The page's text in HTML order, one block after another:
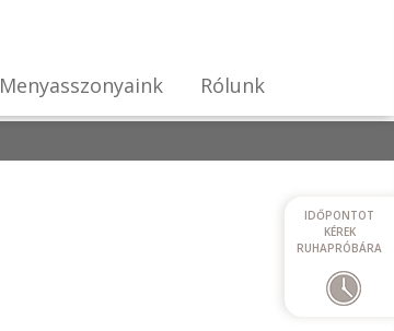
Menyasszonyaink Rólunk
IDŐPONTOT
KÉREK
RUHAPRÓBÁRA